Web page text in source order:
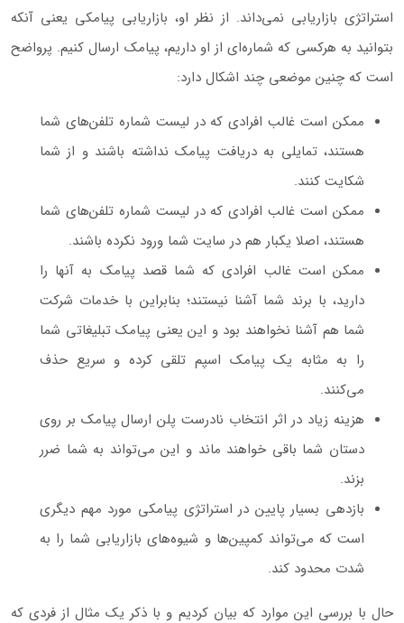
استراتژی بازاریابی نمی‌داند. از نظر او، بازاریابی پیامکی یعنی آنکه
بتوانید به هرکسی که شماره‌ای از او داریم، پیامک ارسال کنیم. پرواضح
است که چنین موضعی چند اشکال دارد:
ممکن است غالب افرادی که در لیست شماره تلفن‌های شما
هستند، تمایلی به دریافت پیامک نداشته باشند و از شما
شکایت کنند.
ممکن است غالب افرادی که در لیست شماره‌ تلفن‌های شما
هستند، اصلا یکبار هم در سایت شما ورود نکرده‌ باشند.
ممکن است غالب افرادی که شما قصد پیامک به آنها را
دارید، با برند شما آشنا نیستند؛ بنابراین با خدمات شرکت
شما هم آشنا نخواهند بود و این یعنی پیامک تبلیغاتی شما
را به مثابه یک پیامک اسپم تلقی کرده و سریع حذف
می‌کنند.
هزینه زیاد در اثر انتخاب نادرست پلن ارسال پیامک بر روی
دستان شما باقی خواهند ماند و این می‌تواند به شما ضرر
بزند.
بازدهی بسیار پایین در استراتژی پیامکی مورد مهم دیگری
است که می‌تواند کمپین‌ها و شیوه‌های بازاریابی شما را به
شدت محدود کند.
حال با بررسی این موارد که بیان کردیم و با ذکر یک مثال از فردی که